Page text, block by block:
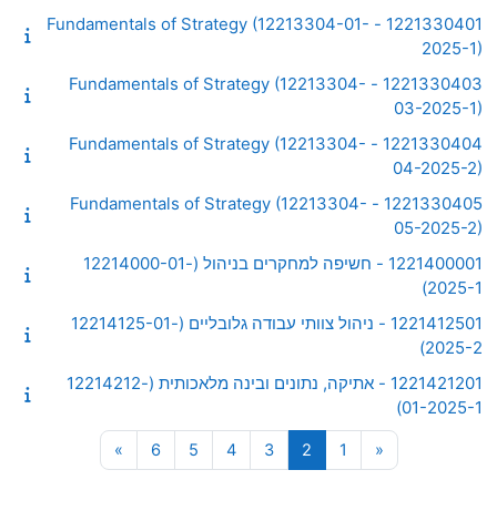
1221330401 - Fundamentals of Strategy (12213304-01-
2025-1)
1221330403 - Fundamentals of Strategy (12213304-
03-2025-1)
1221330404 - Fundamentals of Strategy (12213304-
04-2025-2)
1221330405 - Fundamentals of Strategy (12213304-
05-2025-2)
1221400001 - חשיפה למחקרים בניהול (12214000-01-
2025-1)
1221412501 - ניהול צוותי עבודה גלובליים (12214125-01-
2025-2)
1221421201 - אתיקה, נתונים ובינה מלאכותית (12214212-
01-2025-1)
« העמוד הקודם
1עמוד 1
2 עמוד 2
3 עמוד 3
4עמוד 4
5 עמוד 5
6 עמוד 6
»